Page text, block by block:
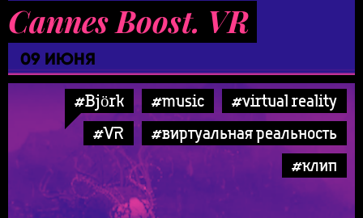
Cannes Boost. VR
09 ИЮНЯ
#Björk #music
#virtual reality
#VR
#виртуальная реальность
#клип